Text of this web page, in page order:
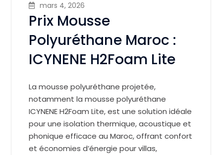
mars 4, 2026
Prix Mousse
Polyuréthane Maroc :
ICYNENE H2Foam Lite
La mousse polyuréthane projetée,
notamment la mousse polyuréthane
ICYNENE H2Foam Lite, est une solution idéale
pour une isolation thermique, acoustique et
phonique efficace au Maroc, offrant confort
et économies d’énergie pour villas,